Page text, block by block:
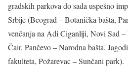
gradskih parkova do sada uspešno
Srbije (Beograd – Botanička bašta,
venčanja na Adi Ciganliji, Novi Sad
Čair, Pančevo – Narodna bašta,
fakulteta, Požarevac – Sunčani park).